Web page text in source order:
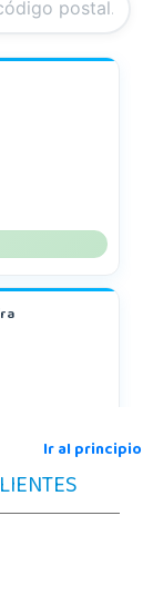
Ir al principio